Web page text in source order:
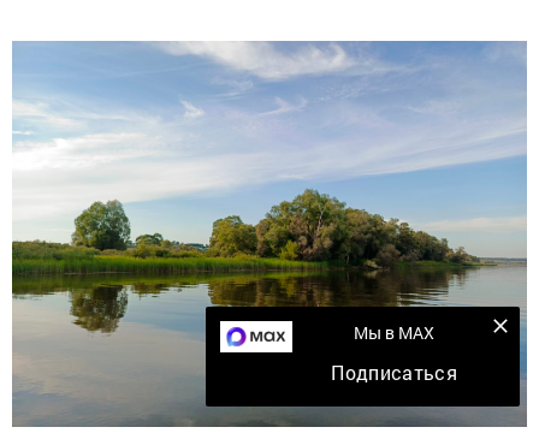
Мы в MAX
Подписаться